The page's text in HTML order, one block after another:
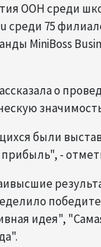
ООН среди
среди 75
MiniBoss
о
были
-
идея",